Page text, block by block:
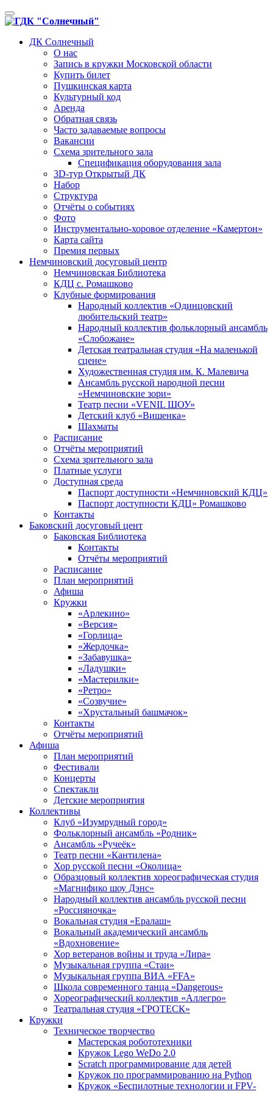
Toggle
navigation
ДК Солнечный
О нас
Запись в кружки Московской области
Купить билет
Пушкинская карта
Культурный код
Аренда
Обратная связь
Часто задаваемые вопросы
Вакансии
Схема зрительного зала
Спецификация оборудования зала
3D-тур Открытый ДК
Набор
Структура
Отчёты о событиях
Фото
Инструментально-хоровое отделение «Камертон»
Карта сайта
Премия первых
Немчиновский досуговый центр
Немчиновская Библиотека
КДЦ с. Ромашково
Клубные формирования
Народный коллектив «Одинцовский
любительский театр»
Народный коллектив фольклорный ансамбль
«Слобожане»
Детская театральная студия «На маленькой
сцене»
Художественная студия им. К. Малевича
Ансамбль русской народной песни
«Немчиновские зори»
Театр песни «VENIL ШОУ»
Детский клуб «Вишенка»
Шахматы
Расписание
Отчёты мероприятий
Схема зрительного зала
Платные услуги
Доступная среда
Паспорт доступности «Немчиновский КДЦ»
Паспорт доступности КДЦ» Ромашково
Контакты
Баковский досуговый цент
Баковская Библиотека
Контакты
Отчёты мероприятий
Расписание
План мероприятий
Афиша
Кружки
«Арлекино»
«Версия»
«Горлица»
«Жердочка»
«Забавушка»
«Ладушки»
«Мастерилки»
«Ретро»
«Созвучие»
«Хрустальный башмачок»
Контакты
Отчёты мероприятий
Афиша
План мероприятий
Фестивали
Концерты
Спектакли
Детские мероприятия
Коллективы
Клуб «Изумрудный город»
Фольклорный ансамбль «Родник»
Ансамбль «Ручеёк»
Театр песни «Кантилена»
Хор русской песни «Околица»
Образцовый коллектив хореографическая студия
«Магнифико шоу Дэнс»
Народный коллектив ансамбль русской песни
«Россияночка»
Вокальная студия «Ералаш»
Вокальный академический ансамбль
«Вдохновение»
Хор ветеранов войны и труда «Лира»
Музыкальная группа «Стаи»
Музыкальная группа ВИА «FFA»
Школа современного танца «Dangerous»
Хореографический коллектив «Аллегро»
Театральная студия «ГРОТЕСК»
Кружки
Техническое творчество
Мастерская робототехники
Кружок Lego WeDo 2.0
Scratch программирование для детей
Кружок по программированию на Python
Кружок «Беспилотные технологии и FPV-